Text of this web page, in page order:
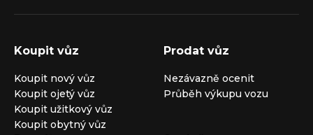
Koupit vůz
Koupit nový vůz
Koupit ojetý vůz
Koupit užitkový vůz
Koupit obytný vůz
Prodat vůz
Nezávazně ocenit
Průběh výkupu vozu